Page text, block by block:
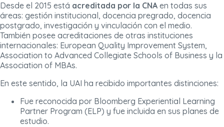
Desde el 2015 está acreditada por la CNA en todas sus
áreas: gestión institucional, docencia pregrado, docencia
postgrado, investigación y vinculación con el medio.
También posee acreditaciones de otras instituciones
internacionales: European Quality Improvement System,
Association to Advanced Collegiate Schools of Business y la
Association of MBAs.
En este sentido, la UAI ha recibido importantes distinciones:
Fue reconocida por Bloomberg Experiential Learning
Partner Program (ELP) y fue incluida en sus planes de
estudio.